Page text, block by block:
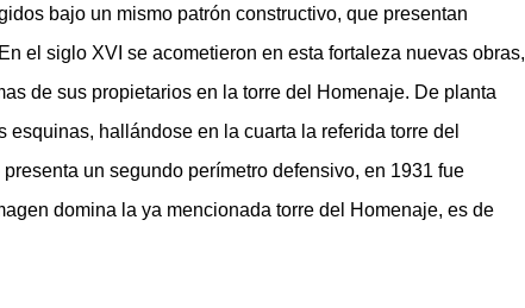
bajo un mismo patrón constructivo, que presentan
el siglo XVI se acometieron en esta fortaleza nuevas obras,
de sus propietarios en la torre del Homenaje. De planta
hallándose en la cuarta la referida torre del
un segundo perímetro defensivo, en 1931 fue
domina la ya mencionada torre del Homenaje, es de